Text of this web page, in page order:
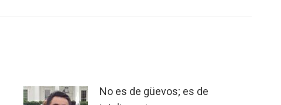
No es de güevos; es de